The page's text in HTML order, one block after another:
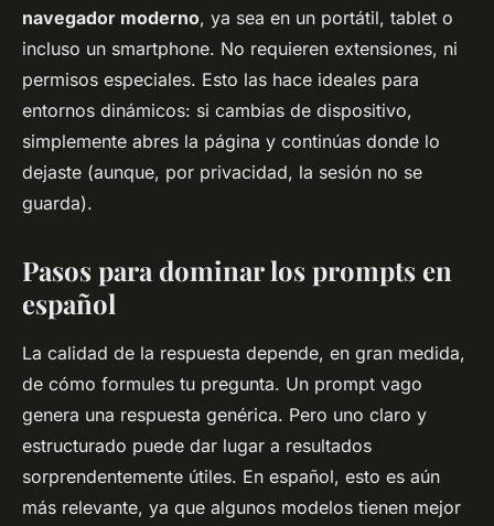
navegador moderno, ya sea en un portátil, tablet o
incluso un smartphone. No requieren extensiones, ni
permisos especiales. Esto las hace ideales para
entornos dinámicos: si cambias de dispositivo,
simplemente abres la página y continúas donde lo
dejaste (aunque, por privacidad, la sesión no se
guarda).
Pasos para dominar los prompts en
español
La calidad de la respuesta depende, en gran medida,
de cómo formules tu pregunta. Un prompt vago
genera una respuesta genérica. Pero uno claro y
estructurado puede dar lugar a resultados
sorprendentemente útiles. En español, esto es aún
más relevante, ya que algunos modelos tienen mejor